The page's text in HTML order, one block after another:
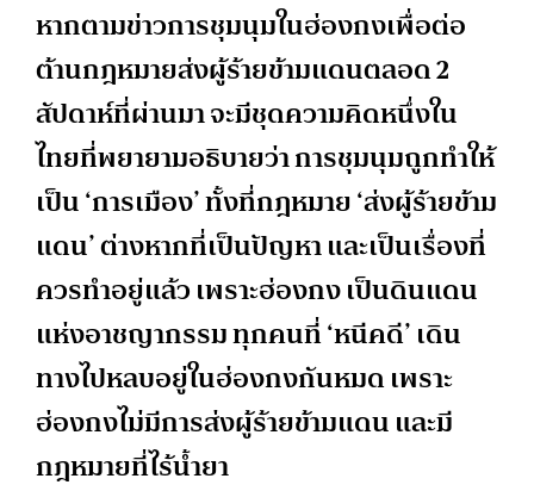
หากตามข่าวการชุมนุมในฮ่องกงเพื่อต่อ
ต้านกฎหมายส่งผู้ร้ายข้ามแดนตลอด 2
สัปดาห์ที่ผ่านมา จะมีชุดความคิดหนึ่งใน
ไทยที่พยายามอธิบายว่า การชุมนุมถูกทำให้
เป็น ‘การเมือง’ ทั้งที่กฎหมาย ‘ส่งผู้ร้ายข้าม
แดน’​ ต่างหากที่เป็นปัญหา และเป็นเรื่องที่
ควรทำอยู่แล้ว เพราะฮ่องกง เป็นดินแดน
แห่งอาชญากรรม ทุกคนที่ ‘หนีคดี’ เดิน
ทางไปหลบอยู่ในฮ่องกงกันหมด เพราะ
ฮ่องกงไม่มีการส่งผู้ร้ายข้ามแดน และมี
กฎหมายที่ไร้น้ำยา